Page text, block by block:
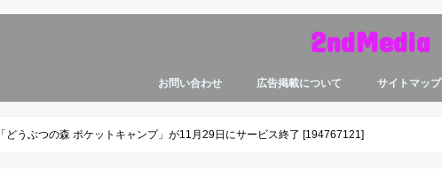
2ndMedia
お問い合わせ 広告掲載について サイトマップ
「どうぶつの森 ポケットキャンプ」が11月29日にサービス終了 [194767121]